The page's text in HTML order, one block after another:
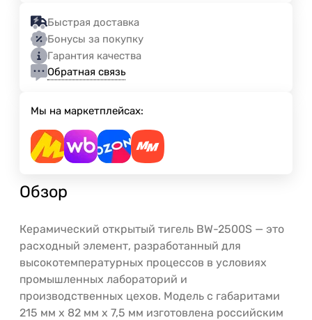
Быстрая доставка
Бонусы за покупку
Гарантия качества
Обратная связь
Мы на маркетплейсах:
Обзор
Керамический открытый тигель BW-2500S — это
расходный элемент, разработанный для
высокотемпературных процессов в условиях
промышленных лабораторий и
производственных цехов. Модель с габаритами
215 мм х 82 мм х 7,5 мм изготовлена российским